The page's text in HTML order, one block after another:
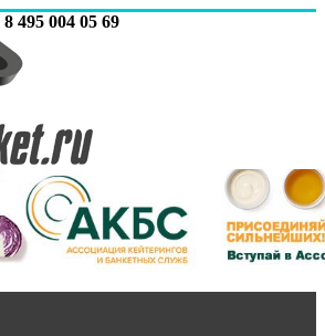
8 495 004 05 69